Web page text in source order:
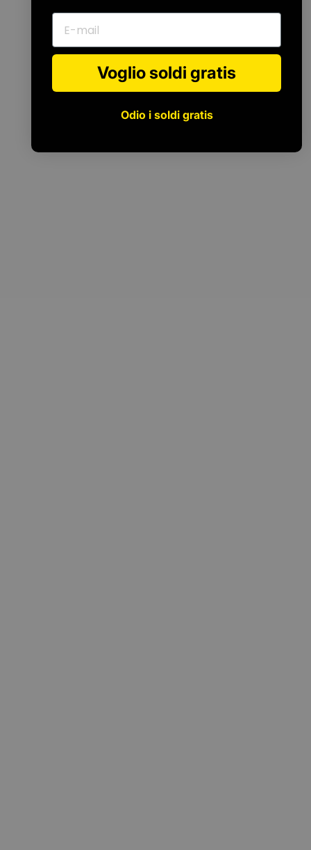
E-mail
Voglio soldi gratis
Odio i soldi gratis